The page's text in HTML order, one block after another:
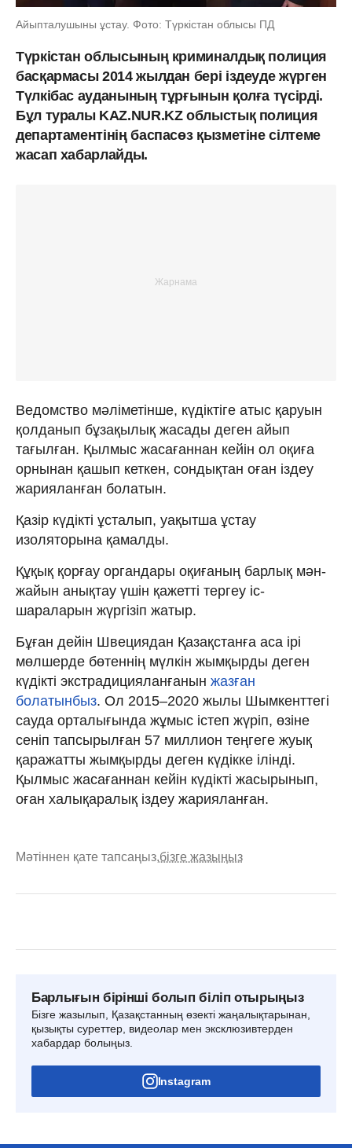
Айыпталушыны ұстау. Фото: Түркістан облысы ПД
Түркістан облысының криминалдық полиция
басқармасы 2014 жылдан бері іздеуде жүрген
Түлкібас ауданының тұрғынын қолға түсірді.
Бұл туралы KAZ.NUR.KZ облыстық полиция
департаментінің баспасөз қызметіне сілтеме
жасап хабарлайды.
Ведомство мәліметінше, күдіктіге атыс қаруын
қолданып бұзақылық жасады деген айып
тағылған. Қылмыс жасағаннан кейін ол оқиға
орнынан қашып кеткен, сондықтан оған іздеу
жарияланған болатын.
Қазір күдікті ұсталып, уақытша ұстау
изоляторына қамалды.
Құқық қорғау органдары оқиғаның барлық мән-
жайын анықтау үшін қажетті тергеу іс-
шараларын жүргізіп жатыр.
Бұған дейін Швециядан Қазақстанға аса ірі
мөлшерде бөтеннің мүлкін жымқырды деген
күдікті экстрадицияланғанын жазған
болатынбыз. Ол 2015–2020 жылы Шымкенттегі
сауда орталығында жұмыс істеп жүріп, өзіне
сеніп тапсырылған 57 миллион теңгеге жуық
қаражатты жымқырды деген күдікке ілінді.
Қылмыс жасағаннан кейін күдікті жасырынып,
оған халықаралық іздеу жарияланған.
Мәтіннен қате тапсаңыз,бізге жазыңыз
Барлығын бірінші болып біліп отырыңыз
Бізге жазылып, Қазақстанның өзекті жаңалықтарынан,
қызықты суреттер, видеолар мен эксклюзивтерден
хабардар болыңыз.
Instagram